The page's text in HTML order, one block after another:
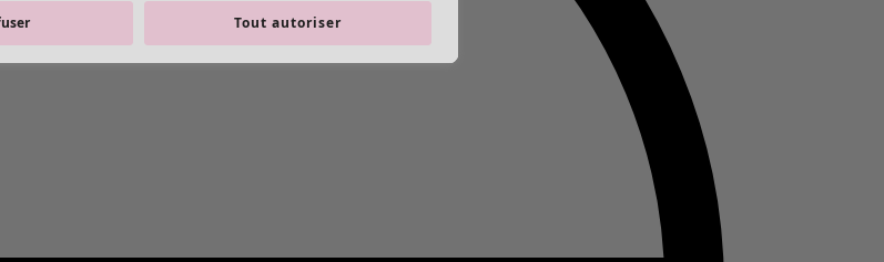
Tout autoriser